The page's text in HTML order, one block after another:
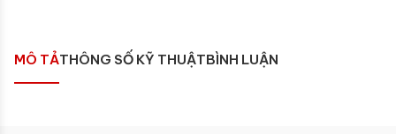
MÔ TẢTHÔNG SỐ KỸ THUẬTBÌNH LUẬN